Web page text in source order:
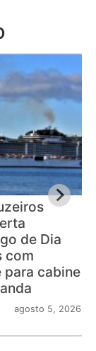
de Dia
com
para cabine
agosto 5, 2026